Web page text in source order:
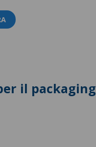
il packaging